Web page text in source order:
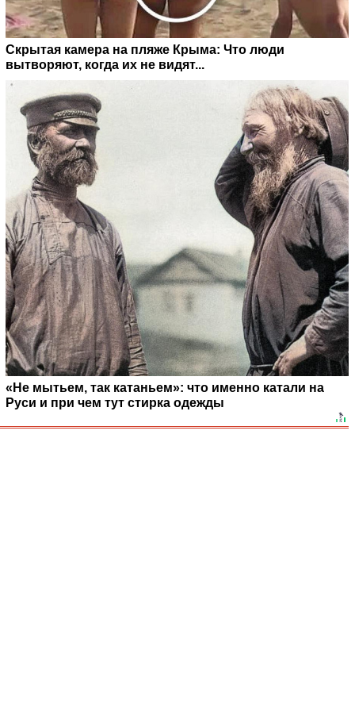
Скрытая камера на пляже Крыма: Что люди
вытворяют, когда их не видят...
«Не мытьем, так катаньем»: что именно катали на
Руси и при чем тут стирка одежды